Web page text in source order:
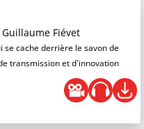
Guillaume Fiévet
se cache derrière le savon de
transmission et d'innovation